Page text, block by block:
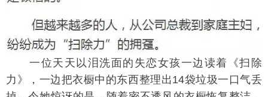
一位天天以泪洗面的失恋女孩一边读着《扫除
力》，一边把衣橱中的东西整理出14袋垃圾一口气丢